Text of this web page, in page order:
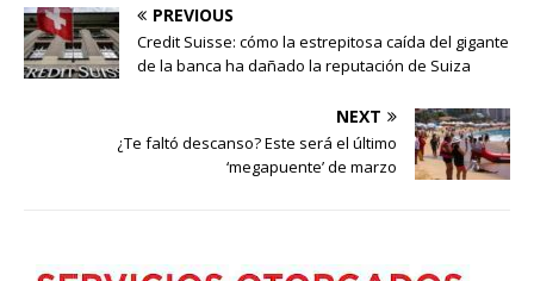
PREVIOUS
Credit Suisse: cómo la estrepitosa caída del gigante
de la banca ha dañado la reputación de Suiza
NEXT
¿Te faltó descanso? Este será el último
‘megapuente’ de marzo